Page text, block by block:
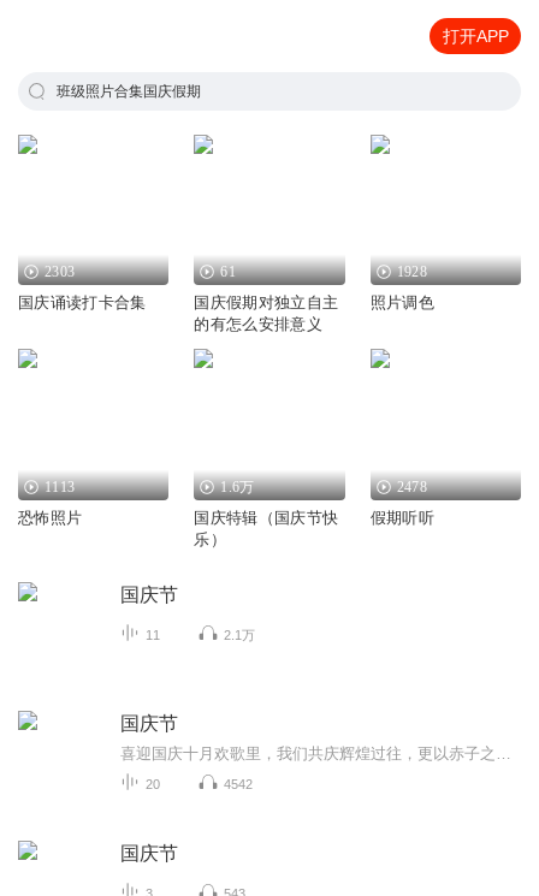
打开APP
班级照片合集国庆假期
2303
国庆诵读打卡合集
61
国庆假期对独立自主
的有怎么安排意义
1928
照片调色
1113
恐怖照片
1.6万
国庆特辑（国庆节快
乐）
2478
假期听听
国庆节
11 2.1万
国庆节
20 4542
国庆节